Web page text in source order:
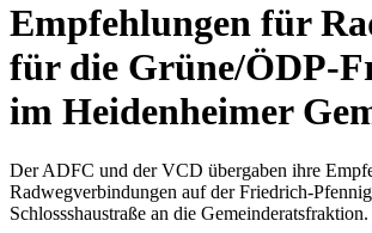
Empfehlungen für
für die Grüne/ÖDP-
im Heidenheimer
Der ADFC und der VCD übergaben ihre
Radwegverbindungen auf der Friedrich-
Schlossshaustraße an die Gemeinderatsfraktion.